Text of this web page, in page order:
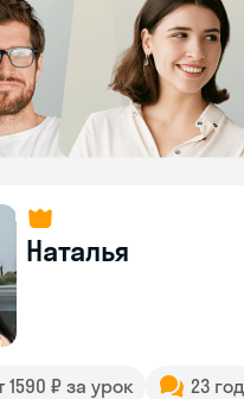
Наталья
1590 ₽ за урок 23